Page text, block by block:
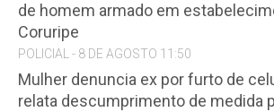
de homem armado em
Coruripe
POLICIAL - 8 DE AGOSTO 11:50
Mulher denuncia ex por furto de
relata descumprimento de medida